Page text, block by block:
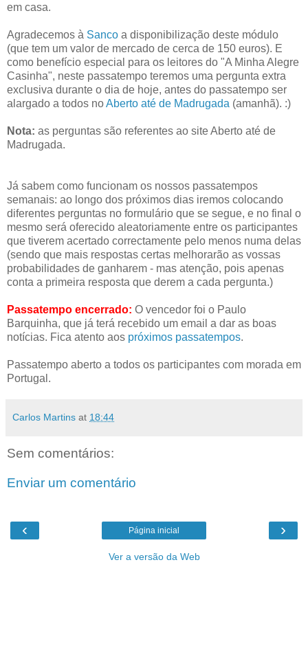
em casa.
Agradecemos à Sanco a disponibilização deste módulo
(que tem um valor de mercado de cerca de 150 euros). E
como benefício especial para os leitores do "A Minha Alegre
Casinha", neste passatempo teremos uma pergunta extra
exclusiva durante o dia de hoje, antes do passatempo ser
alargado a todos noAberto até de Madrugada (amanhã). :)
Nota: as perguntas são referentes ao site Aberto até de
Madrugada.
Já sabem como funcionam os nossos passatempos
semanais: ao longo dos próximos dias iremos colocando
diferentes perguntas no formulário que se segue, e no final o
mesmo será oferecido aleatoriamente entre os participantes
que tiverem acertado correctamente pelo menos numa delas
(sendo que mais respostas certas melhorarão as vossas
probabilidades de ganharem - mas atenção, pois apenas
conta a primeira resposta que derem a cada pergunta.)
Passatempo encerrado: O vencedor foi o Paulo
Barquinha, que já terá recebido um email a dar as boas
notícias. Fica atento aos próximos passatempos.
Passatempo aberto a todos os participantes com morada em
Portugal.
Carlos Martins at 18:44
Sem comentários:
Enviar um comentário
‹ ›
Página inicial
Ver a versão da Web